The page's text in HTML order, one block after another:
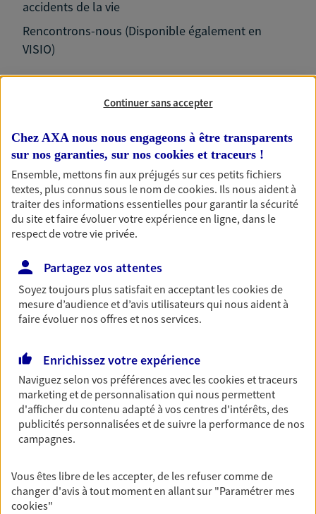
accidents de la vie
Rencontrons-nous (Disponible également en
VISIO)
Nos expertises
Accompagner les
professionnels et les
entreprises
Comme vous, nous sommes des indépendants. Nous
bâtissons ensemble des solutions cohérentes pour
protéger votre activité, vos collaborateurs... mais aussi
vous-même et votre famille.
Accompagner vos projets de
vie
Achat immobilier, installation, départ à la retraite…
Autant de moments de vie qui nécessitent des solutions
d'assurance et d'épargne. Recevez un conseil d'expert
Vous aider à constituer une
Continuer sans accepter
Chez AXA nous nous engageons à être transparents
sur nos garanties, sur nos cookies et traceurs !
Ensemble, mettons fin aux préjugés sur ces petits fichiers
textes, plus connus sous le nom decookies. Ils nous aident à
traiter des informations essentielles pour garantir la sécurité
du site et faire évoluer votre expérience en ligne, dans le
respect de votre vie privée.
Partagez vos attentes
Soyez toujours plus satisfait en acceptant lescookiesde
mesure d’audience et d’avis utilisateurs qui nous aident à
faire évoluer nos offres et nos services.
Enrichissez votre expérience
Naviguez selon vos préférences avec lescookies et traceurs
marketing et de personnalisation qui nous permettent
d'afficher du contenu adapté à vos centres d'intérêts, des
publicités personnalisées et de suivre la performance de nos
campagnes.
Vous êtes libre de les accepter, de les refuser comme de
changer d'avis à tout moment en allant sur "Paramétrer mes
cookies"